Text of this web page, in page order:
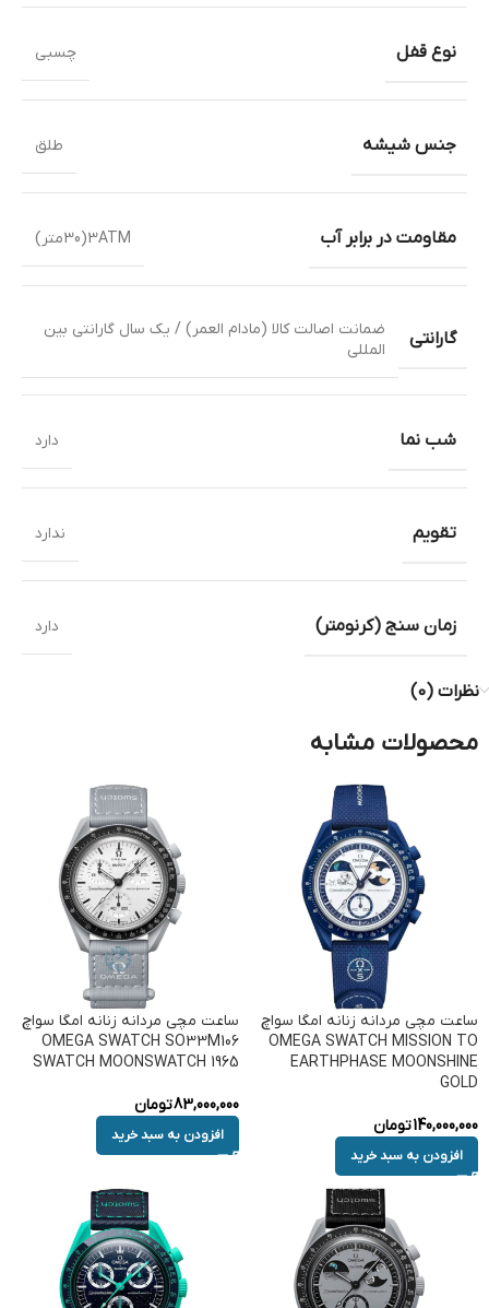
نوع قفل چسبی
جنس شیشه طلق
مقاومت در برابر آب 3ATM(30متر)
گارانتی
ضمانت اصالت کالا (مادام العمر) / یک سال گارانتی بین
المللی
شب نما دارد
تقویم ندارد
زمان سنج (کرنومتر) دارد
نظرات (0)
محصولات مشابه
ساعت مچی مردانه زنانه امگا سواچ
OMEGA SWATCH MISSION TO
EARTHPHASE MOONSHINE
GOLD
140,000,000تومان
افزودن به سبد خرید
ساعت مچی مردانه زنانه امگا سواچ
OMEGA SWATCH SO33M106
SWATCH MOONSWATCH 1965
83,000,000تومان
افزودن به سبد خرید